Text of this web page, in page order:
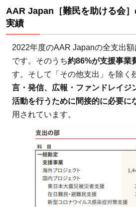
AAR Japan［難民を助ける会
実績
2022年度のAAR Japanの全支出
です。そのうち約86%が支援事業
す。そして「その他支出」を除く
言・発信、広報・ファンドレイジ
活動を行うために間接的に必要に
用されています。